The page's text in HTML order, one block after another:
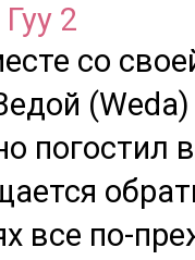
2
со
(Weda)
погостил
все по-